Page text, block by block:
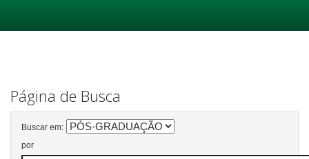
Página de Busca
Buscar em:
por